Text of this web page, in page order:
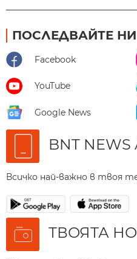
ПОСЛЕДВАЙТЕ
Facebook
YouTube
Google News
BNT NEWS
Всичко най-важно в твоя
ТВОЯТА